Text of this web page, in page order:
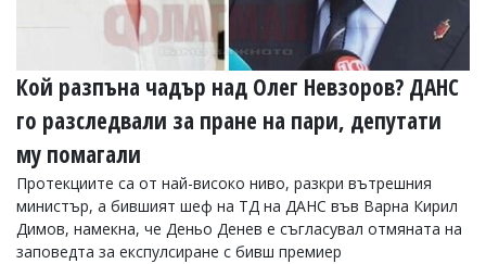
Кой разпъна чадър над Олег Невзоров? ДАНС
го разследвали за пране на пари, депутати
му помагали
Протекциите са от най-високо ниво, разкри вътрешния
министър, а бившият шеф на ТД на ДАНС във Варна Кирил
Димов, намекна, че Деньо Денев е съгласувал отмяната на
заповедта за експулсиране с бивш премиер